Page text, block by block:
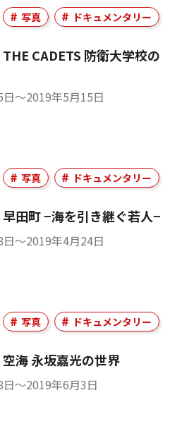
写真 ドキュメンタリー
CADETS 防衛大学校の
〜2019年5月15日
写真 ドキュメンタリー
田町 −海を引き継ぐ若人−
〜2019年4月24日
写真 ドキュメンタリー
海 永坂嘉光の世界
〜2019年6月3日